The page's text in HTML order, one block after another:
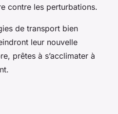
contre les perturbations.
de transport bien
leur nouvelle
prêtes à s’acclimater à